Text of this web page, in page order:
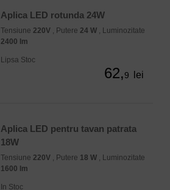
Aplica LED rotunda 24W
Tensiune 220V , Putere 24 W , Luminozitate
2400 lm
Lipsa Stoc
62,9 lei
Aplica LED pentru tavan patrata
18W
Tensiune 220V , Putere 18 W , Luminozitate
1600 lm
In Stoc